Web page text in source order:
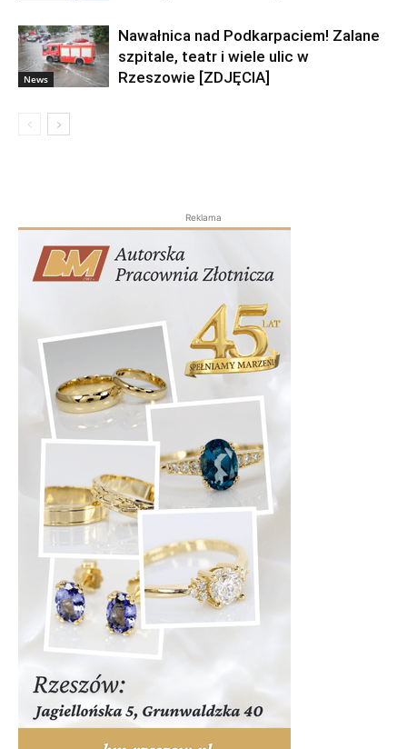
News
Nawałnica nad Podkarpaciem! Zalane
szpitale, teatr i wiele ulic w
Rzeszowie [ZDJĘCIA]
Reklama